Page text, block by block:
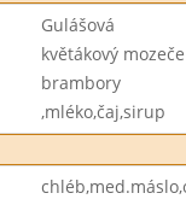
Gulášová
květákový
brambory
,mléko,čaj,sirup